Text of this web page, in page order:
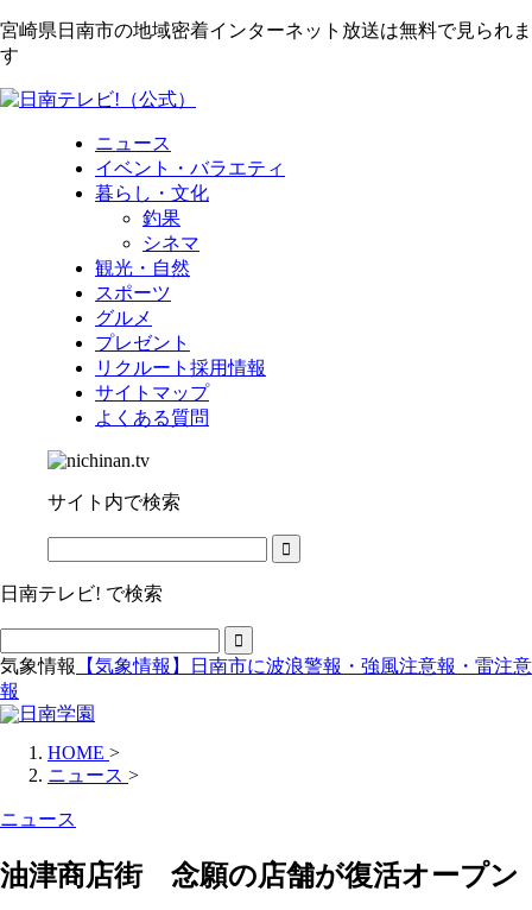
宮崎県日南市の地域密着インターネット放送は無料で見られま
す
ニュース
イベント・バラエティ
暮らし・文化
釣果
シネマ
観光・自然
スポーツ
グルメ
プレゼント
リクルート採用情報
サイトマップ
よくある質問
サイト内で検索
日南テレビ! で検索
気象情報
【気象情報】日南市に波浪警報・強風注意報・雷注意
報
HOME >
ニュース >
ニュース
油津商店街 念願の店舗が復活オープン